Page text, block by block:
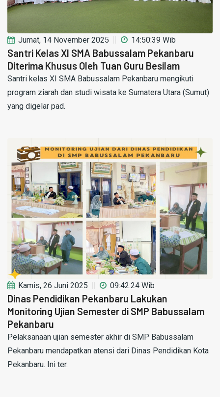
Jumat, 14 November 2025 14:50:39 Wib
Santri Kelas XI SMA Babussalam Pekanbaru
Diterima Khusus Oleh Tuan Guru Besilam
Santri kelas XI SMA Babussalam Pekanbaru mengikuti
program ziarah dan studi wisata ke Sumatera Utara (Sumut)
yang digelar pad.
Kamis, 26 Juni 2025 09:42:24 Wib
Dinas Pendidikan Pekanbaru Lakukan
Monitoring Ujian Semester di SMP Babussalam
Pekanbaru
Pelaksanaan ujian semester akhir di SMP Babussalam
Pekanbaru mendapatkan atensi dari Dinas Pendidikan Kota
Pekanbaru. Ini ter.